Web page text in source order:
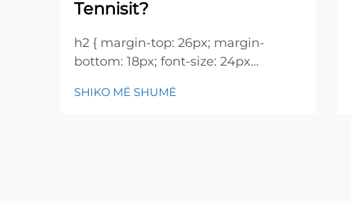
Tennisit?
h2 { margin-top: 26px; margin-
bottom: 18px; font-size: 24px
height: normal; } h3 { margin-top:
SHIKO MË SHUMË